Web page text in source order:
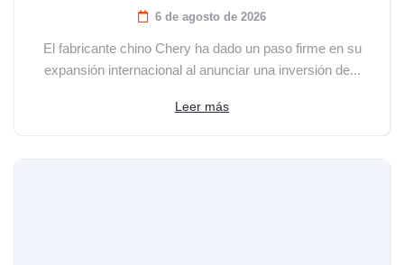
6 de agosto de 2026
El fabricante chino Chery ha dado un paso firme en su
expansión internacional al anunciar una inversión de...
Leer más